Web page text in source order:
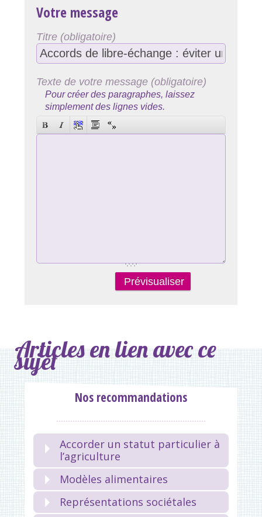
Votre message
Titre (obligatoire)
Texte de votre message (obligatoire)
Pour créer des paragraphes, laissez
simplement des lignes vides.
Articles en lien avec ce
sujet
Nos recommandations
Accorder un statut particulier à
l’agriculture
Modèles alimentaires
Représentations sociétales